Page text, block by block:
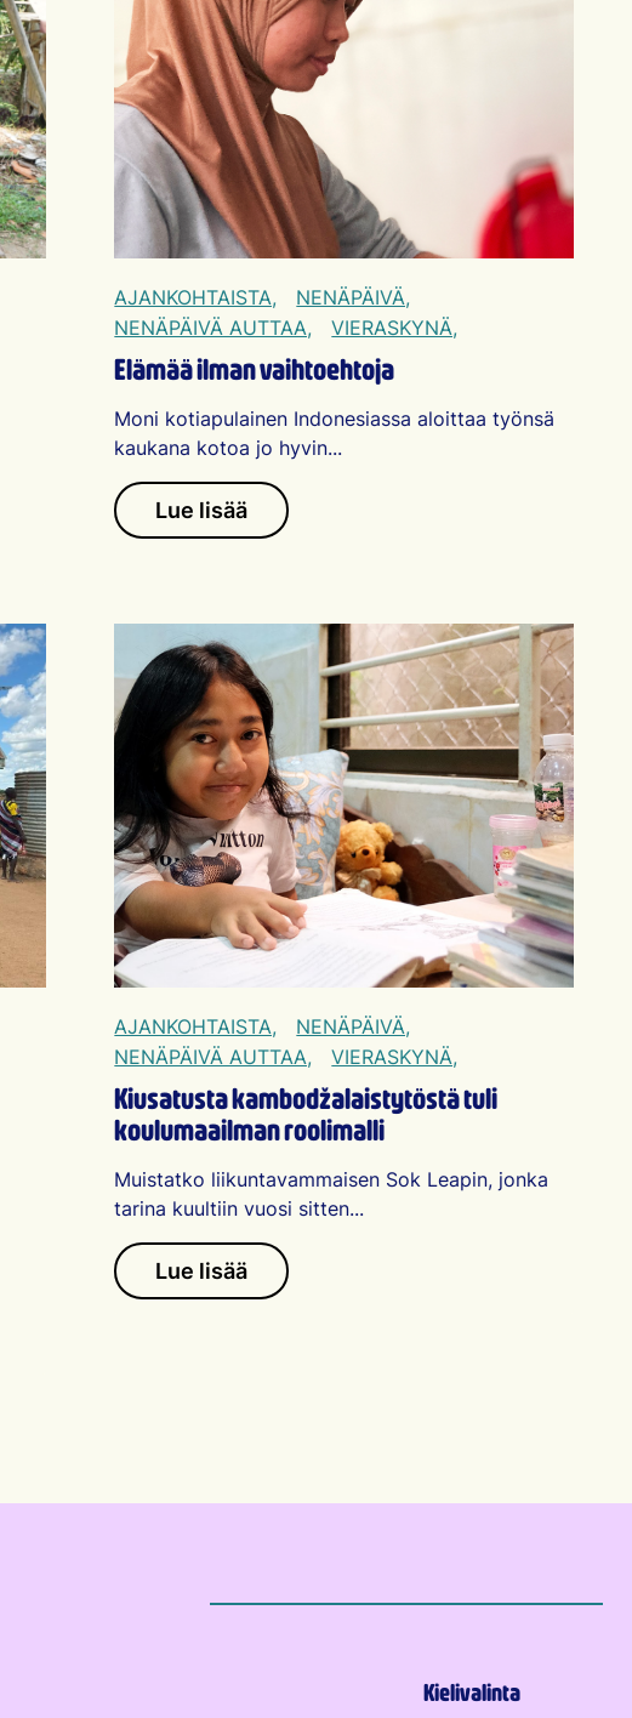
AJANKOHTAISTA,
NENÄPÄIVÄ,
NENÄPÄIVÄ AUTTAA,
VIERASKYNÄ,
Elämää ilman vaihtoehtoja
Moni kotiapulainen Indonesiassa aloittaa työnsä
kaukana kotoa jo hyvin...
Lue lisää
AJANKOHTAISTA,
NENÄPÄIVÄ,
NENÄPÄIVÄ AUTTAA,
VIERASKYNÄ,
Kiusatusta kambodžalaistytöstä tuli
koulumaailman roolimalli
Muistatko liikuntavammaisen Sok Leapin, jonka
tarina kuultiin vuosi sitten...
Lue lisää
Kielivalinta